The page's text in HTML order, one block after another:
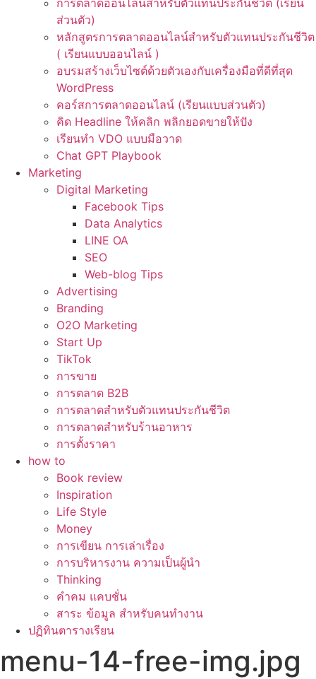
การตลาดออนไลน์สำหรับตัวแทนประกันชีวิต (เรียน
ส่วนตัว)
หลักสูตรการตลาดออนไลน์สำหรับตัวแทนประกันชีวิต
( เรียนแบบออนไลน์ )
อบรมสร้างเว็บไซต์ด้วยตัวเองกับเครื่องมือที่ดีที่สุด
WordPress
คอร์สการตลาดออนไลน์ (เรียนแบบส่วนตัว)
คิด Headline ให้คลิก พลิกยอดขายให้ปัง
เรียนทำ VDO แบบมือวาด
Chat GPT Playbook
Marketing
Digital Marketing
Facebook Tips
Data Analytics
LINE OA
SEO
Web-blog Tips
Advertising
Branding
O2O Marketing
Start Up
TikTok
การขาย
การตลาด B2B
การตลาดสำหรับตัวแทนประกันชีวิต
การตลาดสำหรับร้านอาหาร
การตั้งราคา
how to
Book review
Inspiration
Life Style
Money
การเขียน การเล่าเรื่อง
การบริหารงาน ความเป็นผู้นำ
Thinking
คำคม แคบชั่น
สาระ ข้อมูล สำหรับคนทำงาน
ปฏิทินตารางเรียน
menu-14-free-img.jpg